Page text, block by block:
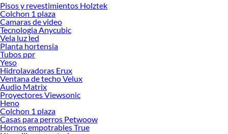
Desde remodelaciones hasta proyectos de decoración, estamos aquí para hacer
tus ideas realidad. ¡Visítanos y encuentra todo lo que tenemos para ofrecerte en
Mulch!
Explora la variedad de productos de Mulch en Sodimac
Herramientas, materiales y accesorios de calidad para tus proyectos y
renovación de espacios. ¡Visítanos y descubre todo lo que tenemos para
ofrecerte!
Encuentra una amplia variedad de productos de Mulch en Sodimac. Encuentra
todo lo necesario para tus proyectos de renovación y decoración. ¡Visítanos y
haz tus ideas realidad!
Pisos y revestimientos Holztek
Colchon 1 plaza
Camaras de video
Tecnologia Anycubic
Vela luz led
Planta hortensia
Tubos ppr
Yeso
Hidrolavadoras Erux
Ventana de techo Velux
Audio Matrix
Proyectores Viewsonic
Heno
Colchon 1 plaza
Casas para perros Petwoow
Hornos empotrables True